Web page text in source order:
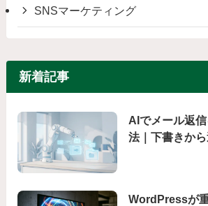
SNSマーケティング
新着記事
AIでメール返
法｜下書きか
WordPressが